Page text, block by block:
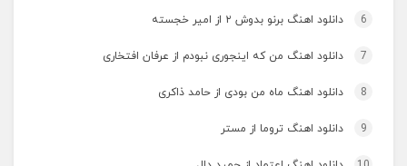
6 دانلود اهنگ برنو بدوش ۲ از امیر خجسته
7 دانلود اهنگ من که اینجوری نبودم از عرفان افتخاری
8 دانلود اهنگ ماه من بودی از حامد ذاکری
9 دانلود اهنگ تروما از مستر